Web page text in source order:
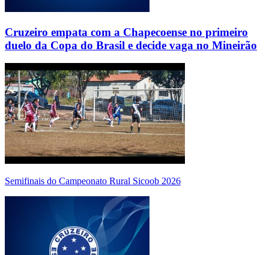
Cruzeiro empata com a Chapecoense no primeiro
duelo da Copa do Brasil e decide vaga no Mineirão
Semifinais do Campeonato Rural Sicoob 2026